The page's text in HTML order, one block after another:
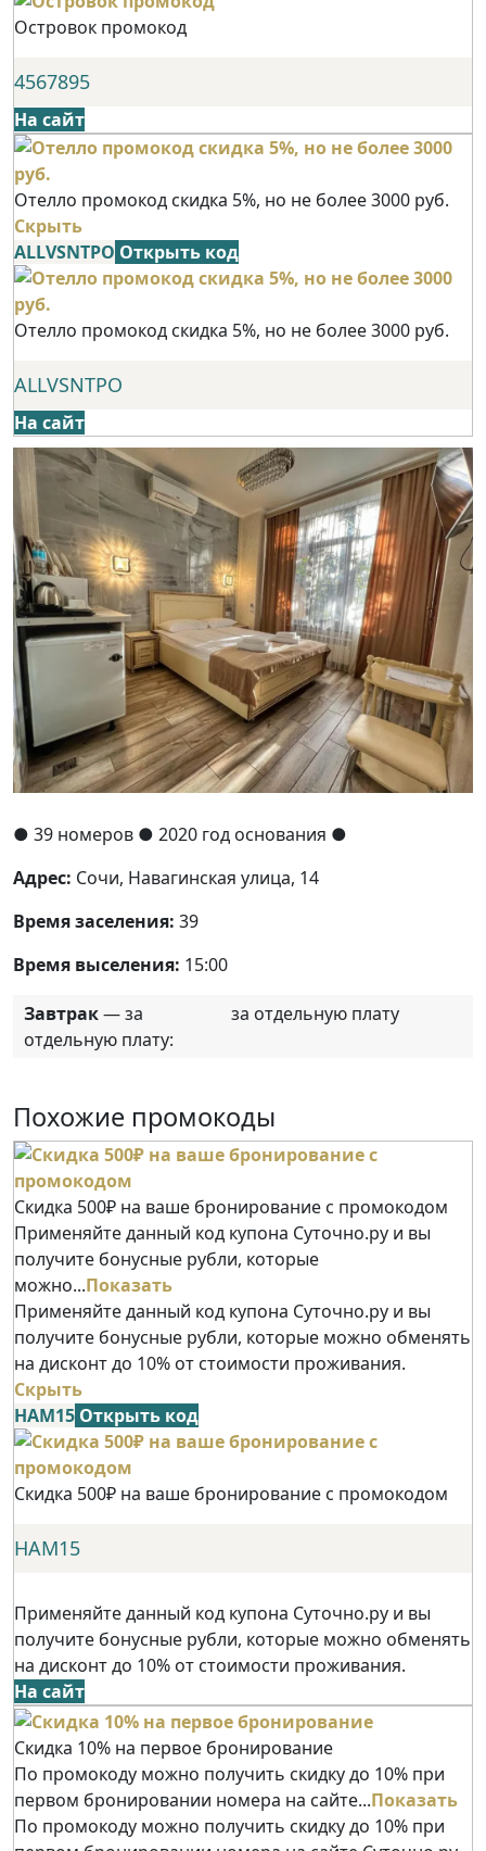
Островок промокод
4567895
На сайт
Отелло промокод скидка 5%, но не более 3000 руб.
Скрыть
ALLVSNTPO Открыть код
Отелло промокод скидка 5%, но не более 3000 руб.
ALLVSNTPO
На сайт
● 39 номеров ● 2020 год основания ●
Адрес: Сочи, Навагинская улица, 14
Время заселения: 39
Время выселения: 15:00
Завтрак— за
отдельную плату:
за отдельную плату
Похожие промокоды
Скидка 500₽ на ваше бронирование с промокодом
Применяйте данный код купона Суточно.ру и вы
получите бонусные рубли, которые
можно...Показать
Применяйте данный код купона Суточно.ру и вы
получите бонусные рубли, которые можно обменять
на дисконт до 10% от стоимости проживания.
Скрыть
НАМ15 Открыть код
Скидка 500₽ на ваше бронирование с промокодом
НАМ15
Применяйте данный код купона Суточно.ру и вы
получите бонусные рубли, которые можно обменять
на дисконт до 10% от стоимости проживания.
На сайт
Скидка 10% на первое бронирование
По промокоду можно получить скидку до 10% при
первом бронировании номера на сайте...Показать
По промокоду можно получить скидку до 10% при